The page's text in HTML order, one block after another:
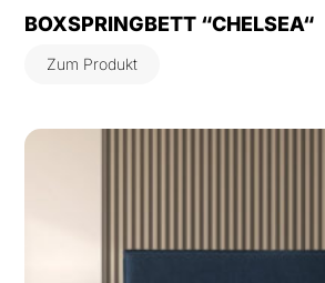
BOXSPRINGBETT “CHELSEA“
Zum Produkt